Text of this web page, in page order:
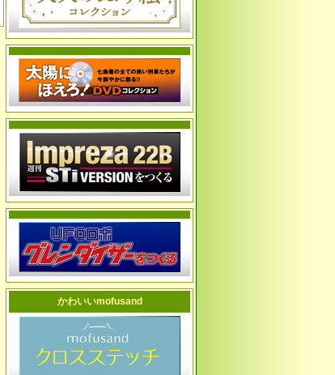
かわいいmofusand